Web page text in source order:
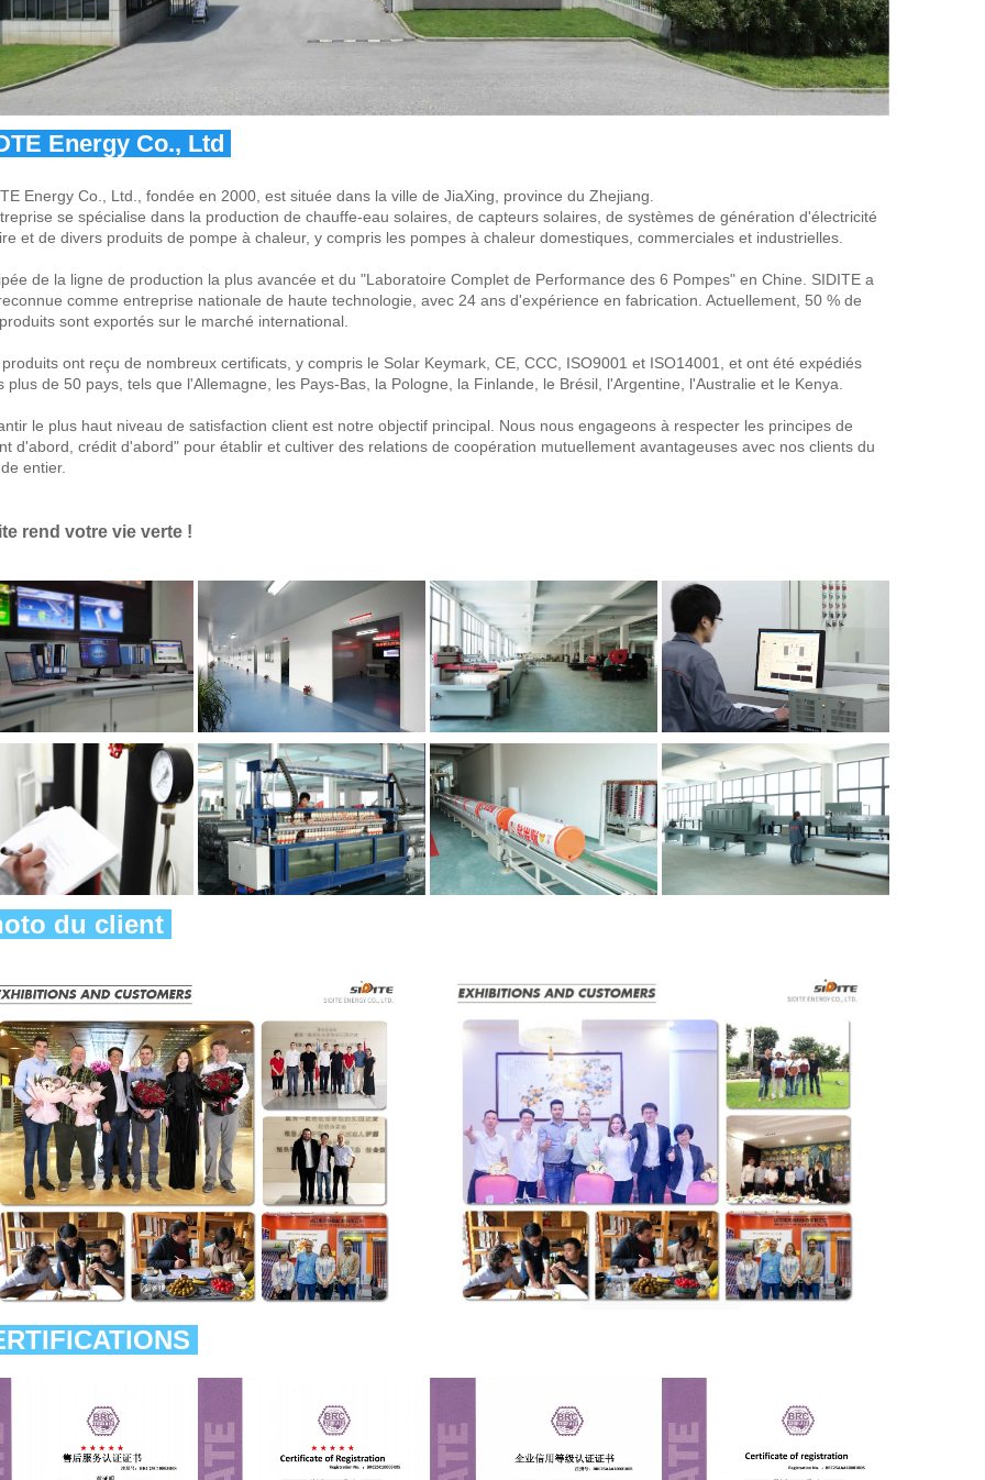
Energy Co., Ltd
Energy Co., Ltd., fondée en 2000, est située dans la ville de JiaXing, province du Zhejiang.
se spécialise dans la production de chauffe-eau solaires, de capteurs solaires, de systèmes de génération d'électricité
et de divers produits de pompe à chaleur, y compris les pompes à chaleur domestiques, commerciales et industrielles.
de la ligne de production la plus avancée et du "Laboratoire Complet de Performance des 6 Pompes" en Chine. SIDITE a
comme entreprise nationale de haute technologie, avec 24 ans d'expérience en fabrication. Actuellement, 50 % de
sont exportés sur le marché international.
ont reçu de nombreux certificats, y compris le Solar Keymark, CE, CCC, ISO9001 et ISO14001, et ont été expédiés
plus de 50 pays, tels que l'Allemagne, les Pays-Bas, la Pologne, la Finlande, le Brésil, l'Argentine, l'Australie et le Kenya.
le plus haut niveau de satisfaction client est notre objectif principal. Nous nous engageons à respecter les principes de
d'abord, crédit d'abord" pour établir et cultiver des relations de coopération mutuellement avantageuses avec nos clients du
entier.
rend votre vie verte !
du client